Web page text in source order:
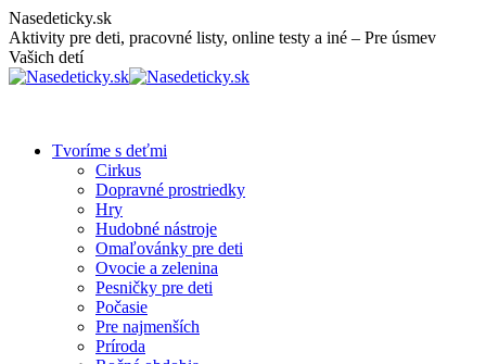
Skip
to
content
Nasedeticky.sk
Aktivity pre deti, pracovné listy, online testy a iné – Pre úsmev
Vašich detí
Tvoríme s deťmi
Cirkus
Dopravné prostriedky
Hry
Hudobné nástroje
Omaľovánky pre deti
Ovocie a zelenina
Pesničky pre deti
Počasie
Pre najmenších
Príroda